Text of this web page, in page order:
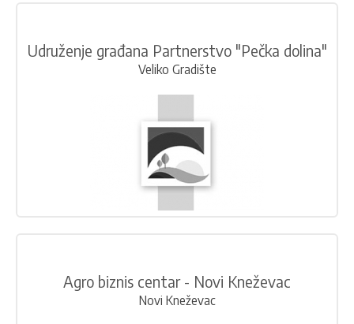
Udruženje građana Partnerstvo "Pečka dolina"
Veliko Gradište
Agro biznis centar - Novi Kneževac
Novi Kneževac